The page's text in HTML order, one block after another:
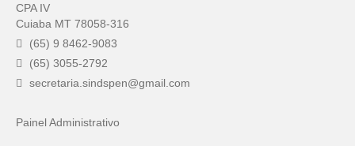
CPA IV
Cuiaba MT 78058-316
(65) 9 8462-9083
(65) 3055-2792
secretaria.sindspen@gmail.com
Painel Administrativo